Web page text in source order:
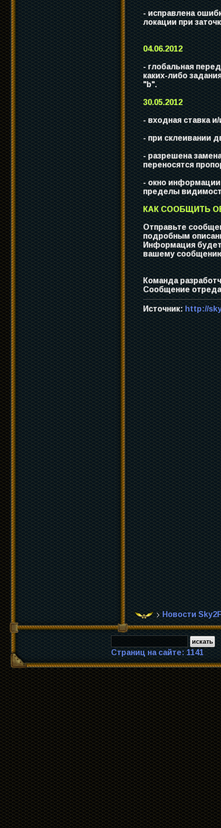
- исправлена
локации при
04.06.2012
- глобальная
каких-либо
"b".
30.05.2012
- входная ставка
- при склеивании
- разрешена
переносятся
- окно информации
пределы
КАК СООБЩИТЬ
Отправьте
подробным
Информация
вашему сообщению
Команда
Сообщение
Источник: http://
Новости
Страниц на сайте: 1141